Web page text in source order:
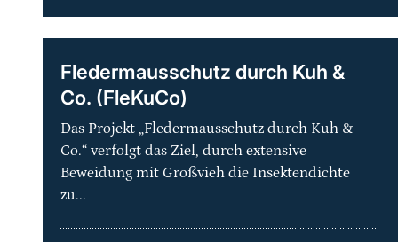
–
Schutz
Metapopulation
und
ihrer
Lebensräume
in
Deutschland
Fledermausschutz durch Kuh &
Co. (FleKuCo)
Das Projekt „Fledermausschutz durch Kuh &
Co.“ verfolgt das Ziel, durch extensive
Beweidung mit Großvieh die Insektendichte
zu...